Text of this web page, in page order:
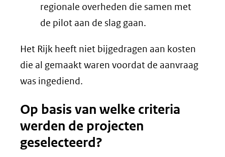
regionale overheden die samen met
de pilot aan de slag gaan.
Het Rijk heeft niet bijgedragen aan kosten
die al gemaakt waren voordat de aanvraag
was ingediend.
Op basis van welke criteria
werden de projecten
geselecteerd?